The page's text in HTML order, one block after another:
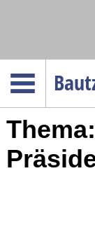
Menüpunkte
Startseite
Gesellschaft